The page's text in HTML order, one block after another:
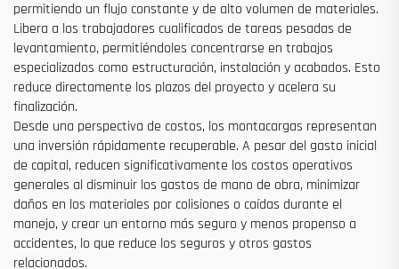
permitiendo un flujo constante y de alto volumen de materiales.
Libera a los trabajadores cualificados de tareas pesadas de
levantamiento, permitiéndoles concentrarse en trabajos
especializados como estructuración, instalación y acabados. Esto
reduce directamente los plazos del proyecto y acelera su
finalización.
Desde una perspectiva de costos, los montacargas representan
una inversión rápidamente recuperable. A pesar del gasto inicial
de capital, reducen significativamente los costos operativos
generales al disminuir los gastos de mano de obra, minimizar
daños en los materiales por colisiones o caídas durante el
manejo, y crear un entorno más seguro y menos propenso a
accidentes, lo que reduce los seguros y otros gastos
relacionados.